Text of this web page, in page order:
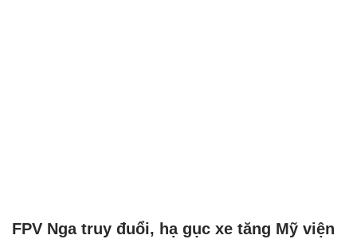
FPV Nga truy đuổi, hạ gục xe tăng Mỹ viện